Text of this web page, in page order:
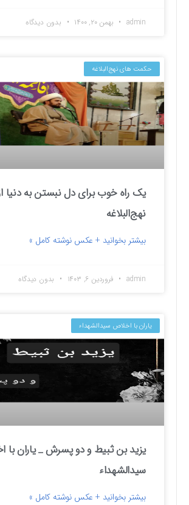
admin بهمن ۲۰, ۱۴۰۰ بدون دیدگاه
حکمت های نهج‌البلاغه
یک راه خوب برای دل نبستن به دنیا از
نهج‌البلاغه
بیشتر بخوانید + عکس نوشته کامل »
admin فروردین ۶, ۱۴۰۳ بدون دیدگاه
یاران با اخلاص سیدالشهداء
یزید بن ثبیط و دو پسرش _ یاران با
سیدالشهداء
بیشتر بخوانید + عکس نوشته کامل »